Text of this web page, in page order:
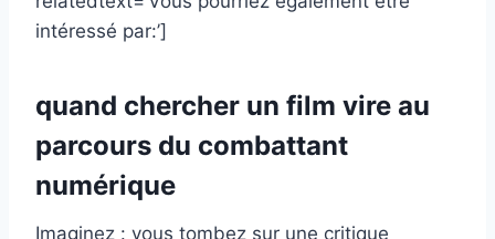
intéressé par:’]
quand chercher un film vire au
parcours du combattant
numérique
Imaginez : vous tombez sur une critique